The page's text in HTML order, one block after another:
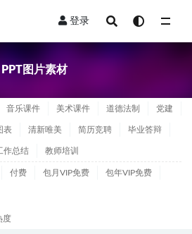
登录
PPT图片素材
音乐课件 美术课件 道德法制 党建
表 清新唯美 简历竞聘 毕业答辩
作总结 教师培训
付费 包月VIP免费 包年VIP免费
度